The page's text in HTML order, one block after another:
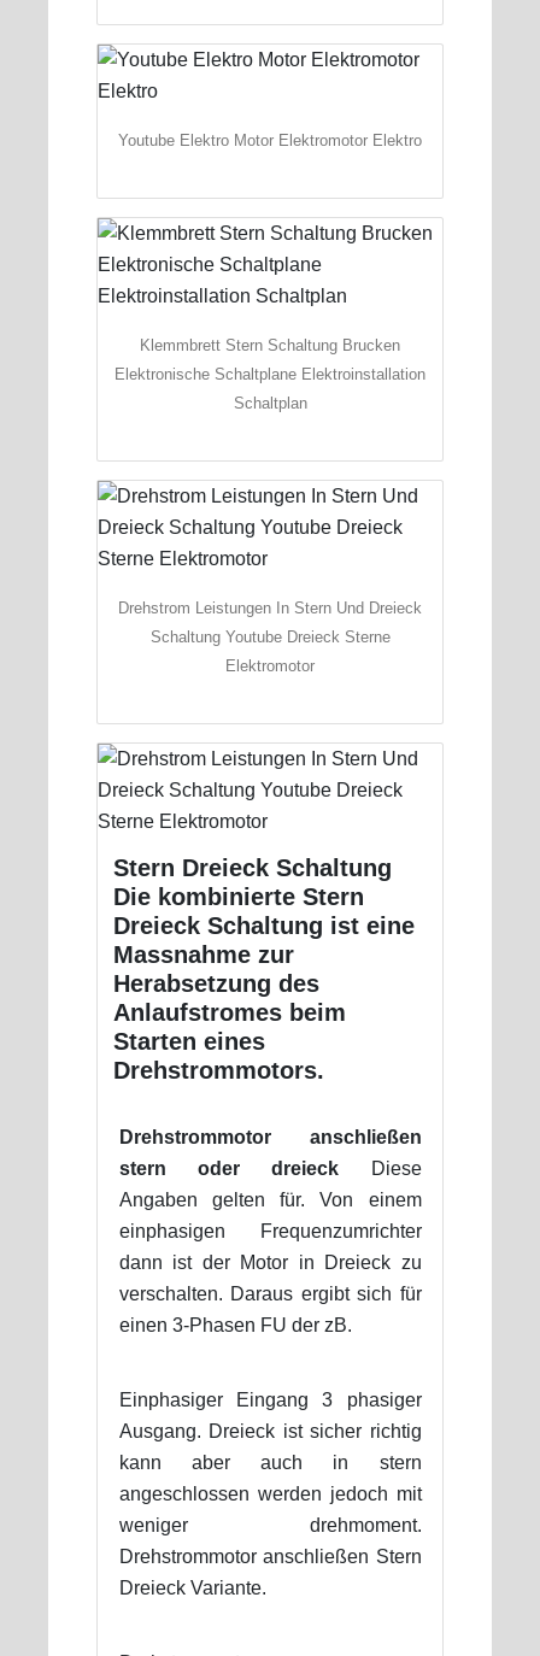
Youtube Elektro Motor Elektromotor Elektro
Klemmbrett Stern Schaltung Brucken
Elektronische Schaltplane Elektroinstallation
Schaltplan
Drehstrom Leistungen In Stern Und Dreieck
Schaltung Youtube Dreieck Sterne
Elektromotor
Stern Dreieck Schaltung
Die kombinierte Stern
Dreieck Schaltung ist eine
Massnahme zur
Herabsetzung des
Anlaufstromes beim
Starten eines
Drehstrommotors.
Drehstrommotor anschließen
stern oder dreieck Diese
Angaben gelten für. Von einem
einphasigen Frequenzumrichter
dann ist der Motor in Dreieck zu
verschalten. Daraus ergibt sich für
einen 3-Phasen FU der zB.
Einphasiger Eingang 3 phasiger
Ausgang. Dreieck ist sicher richtig
kann aber auch in stern
angeschlossen werden jedoch mit
weniger drehmoment.
Drehstrommotor anschließen Stern
Dreieck Variante.